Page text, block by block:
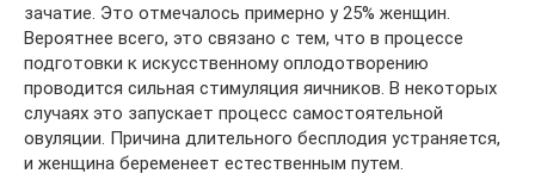
зачатие. Это отмечалось примерно у 25% женщин.
Вероятнее всего, это связано с тем, что в процессе
подготовки к искусственному оплодотворению
проводится сильная стимуляция яичников. В некоторых
случаях это запускает процесс самостоятельной
овуляции. Причина длительного бесплодия устраняется,
и женщина беременеет естественным путем.